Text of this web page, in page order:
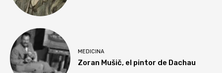
MEDICINA
Zoran Mušič, el pintor de Dachau